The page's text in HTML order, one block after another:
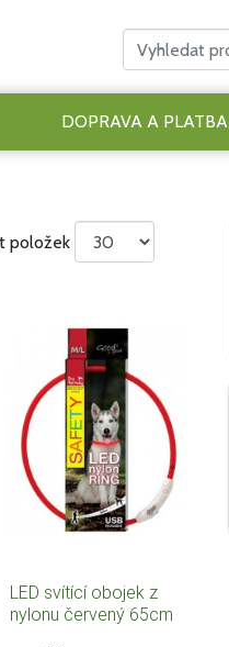
DOPRAVA A PLATBA
položek
LED svítící obojek z
nylonu červený 65cm